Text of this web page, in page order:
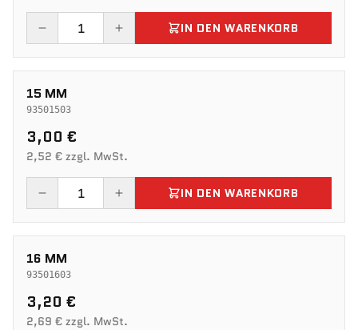
IN DEN WARENKORB
15 MM
93501503
3,00 €
2,52 € zzgl. MwSt.
IN DEN WARENKORB
16 MM
93501603
3,20 €
2,69 € zzgl. MwSt.